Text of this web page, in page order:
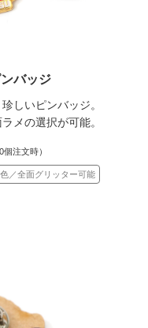
バッジ
しいピンバッジ。
メの選択が可能。
個注文時）
／全面グリッター可能